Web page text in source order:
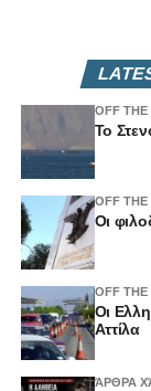
OFF THE
Το
OFF THE
Οι
OFF THE
Οι
Αττίλα
ΆΡΘΡΑ